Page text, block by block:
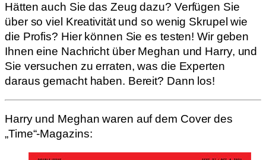
Hätten auch Sie das Zeug dazu? Verfügen Sie
über so viel Kreativität und so wenig Skrupel wie
die Profis? Hier können Sie es testen! Wir geben
Ihnen eine Nachricht über Meghan und Harry, und
Sie versuchen zu erraten, was die Experten
daraus gemacht haben. Bereit? Dann los!
Harry und Meghan waren auf dem Cover des
„Time“-Magazins: